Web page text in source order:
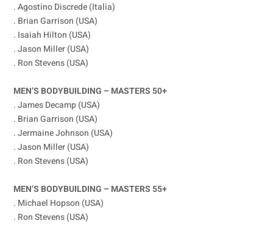
. Agostino Discrede (Italia)
. Brian Garrison (USA)
. Isaiah Hilton (USA)
. Jason Miller (USA)
. Ron Stevens (USA)
MEN’S BODYBUILDING – MASTERS 50+
. James Decamp (USA)
. Brian Garrison (USA)
. Jermaine Johnson (USA)
. Jason Miller (USA)
. Ron Stevens (USA)
MEN’S BODYBUILDING – MASTERS 55+
. Michael Hopson (USA)
. Ron Stevens (USA)